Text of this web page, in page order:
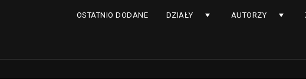
OSTATNIO DODANE DZIAŁY AUTORZY